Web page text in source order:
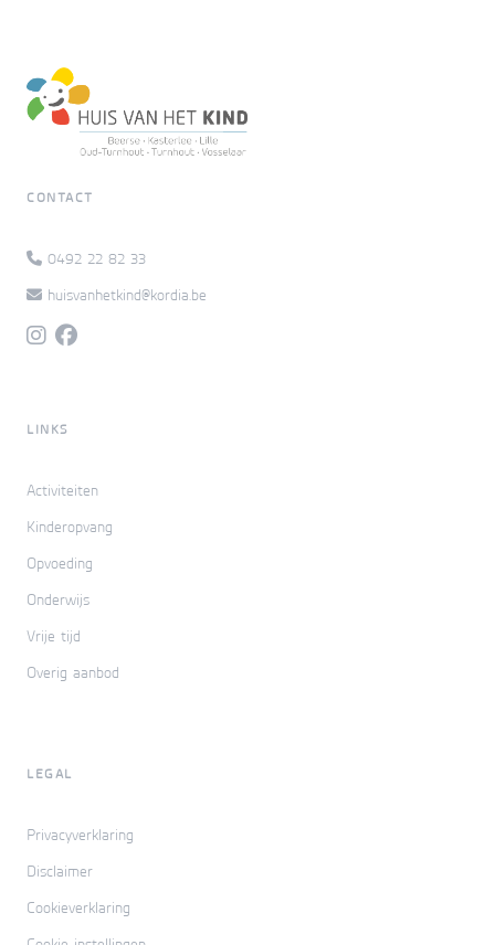
CONTACT
0492 22 82 33
huisvanhetkind@kordia.be
LINKS
Activiteiten
Kinderopvang
Opvoeding
Onderwijs
Vrije tijd
Overig aanbod
LEGAL
Privacyverklaring
Disclaimer
Cookieverklaring